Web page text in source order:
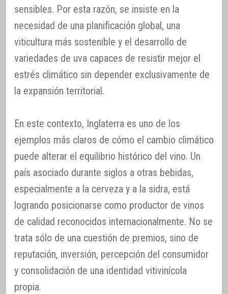
sensibles. Por esta razón, se insiste en la
necesidad de una planificación global, una
viticultura más sostenible y el desarrollo de
variedades de uva capaces de resistir mejor el
estrés climático sin depender exclusivamente de
la expansión territorial.
En este contexto, Inglaterra es uno de los
ejemplos más claros de cómo el cambio climático
puede alterar el equilibrio histórico del vino. Un
país asociado durante siglos a otras bebidas,
especialmente a la cerveza y a la sidra, está
logrando posicionarse como productor de vinos
de calidad reconocidos internacionalmente. No se
trata sólo de una cuestión de premios, sino de
reputación, inversión, percepción del consumidor
y consolidación de una identidad vitivinícola
propia.